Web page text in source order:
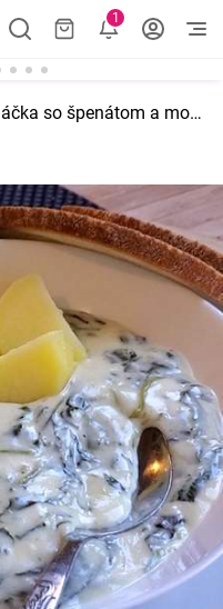
1
Jemná omáčka so špenátom a mozzarellou ( Prívarok )